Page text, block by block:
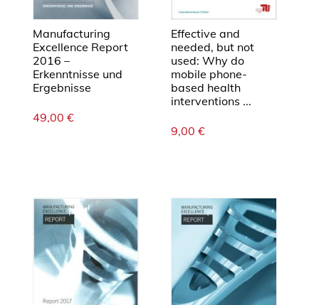
Manufacturing
Excellence Report
2016 –
Erkenntnisse und
Ergebnisse
49,00 €
Effective and
needed, but not
used: Why do
mobile phone-
based health
interventions ...
9,00 €